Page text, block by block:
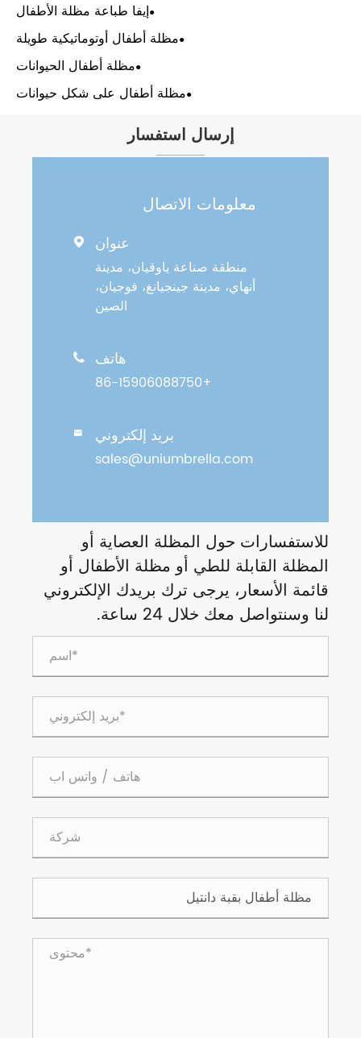
إيفا طباعة مظلة الأطفال
مظلة أطفال أوتوماتيكية طويلة
مظلة أطفال الحيوانات
مظلة أطفال على شكل حيوانات
إرسال استفسار
معلومات الاتصال
 عنوان
منطقة صناعة ياوقيان، مدينة
أنهاي، مدينة جينجيانغ، فوجيان،
الصين
 هاتف
+86-15906088750
 بريد إلكتروني
sales@uniumbrella.com
للاستفسارات حول المظلة العصاية أو
المظلة القابلة للطي أو مظلة الأطفال أو
قائمة الأسعار، يرجى ترك بريدك الإلكتروني
لنا وسنتواصل معك خلال 24 ساعة.